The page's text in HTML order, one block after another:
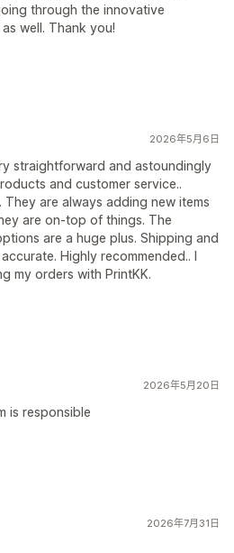
through the innovative
well. Thank you!
2026年5月6日
straightforward and astoundingly
and customer service..
are always adding new items
are on-top of things. The
are a huge plus. Shipping and
Highly recommended.. I
my orders with PrintKK.
2026年5月20日
is responsible
2026年7月31日